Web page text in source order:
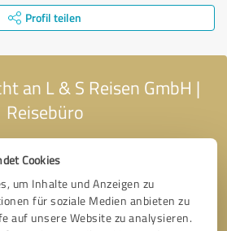
Cookies
um Inhalte und Anzeigen zu
für soziale Medien anbieten zu
auf unsere Website zu analysieren.
Profil teilen
an L & S Reisen GmbH |
Reisebüro